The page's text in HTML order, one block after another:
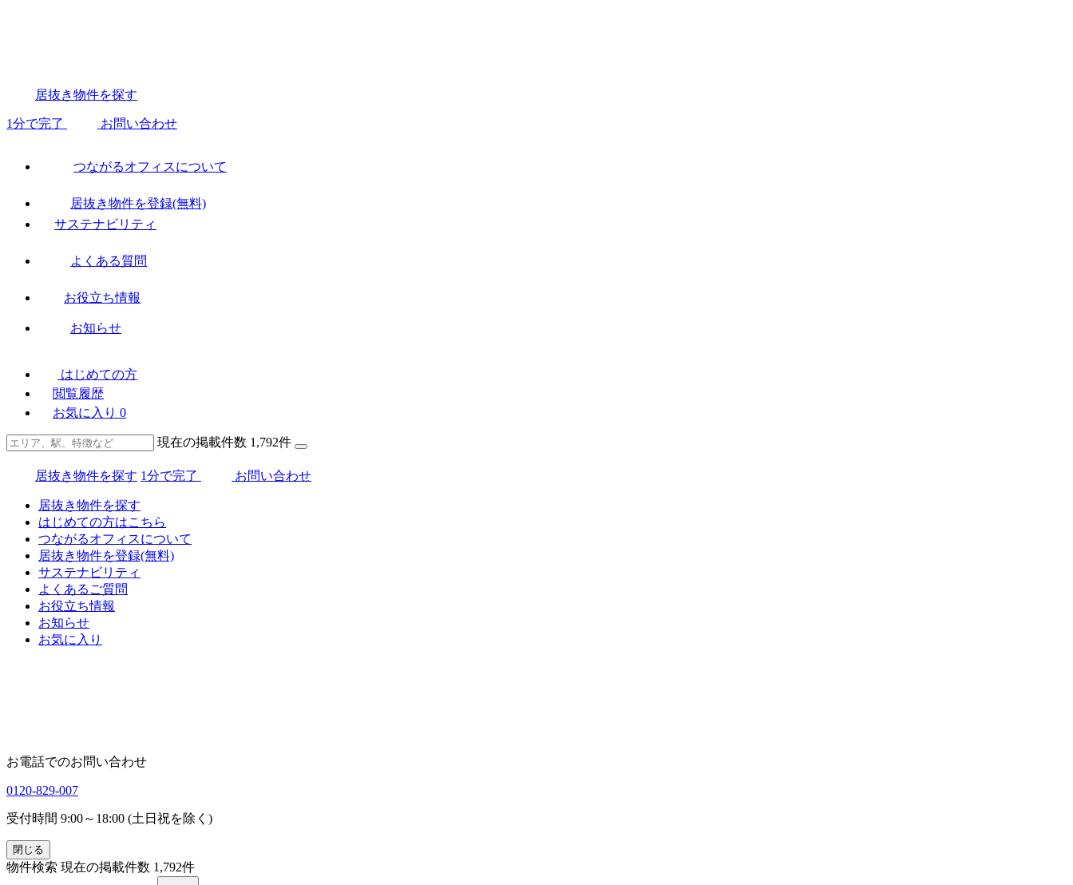
居抜き物件を探す
1分で完了 お問い合わせ
つながるオフィスについて
居抜き物件を登録(無料)
サステナビリティ
よくある質問
お役立ち情報
お知らせ
はじめての方
閲覧履歴
お気に入り 0
現在の掲載件数 1,792件
居抜き物件を探す 1分で完了 お問い合わせ
居抜き物件を探す
はじめての方はこちら
つながるオフィスについて
居抜き物件を登録(無料)
サステナビリティ
よくあるご質問
お役立ち情報
お知らせ
お気に入り
お電話でのお問い合わせ
0120-829-007
受付時間 9:00～18:00 (土日祝を除く)
閉じる
物件検索 現在の掲載件数 1,792件